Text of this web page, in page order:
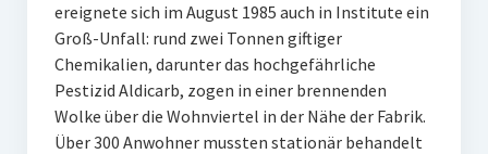
ereignete sich im August 1985 auch in Institute ein
Groß-Unfall: rund zwei Tonnen giftiger
Chemikalien, darunter das hochgefährliche
Pestizid Aldicarb, zogen in einer brennenden
Wolke über die Wohnviertel in der Nähe der Fabrik.
Über 300 Anwohner mussten stationär behandelt